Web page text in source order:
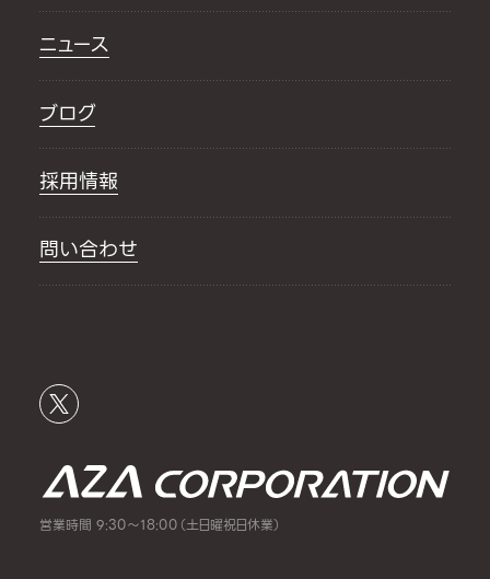
ニュース
ブログ
採用情報
問い合わせ
営業時間 9:30～18:00（土日曜祝日休業）